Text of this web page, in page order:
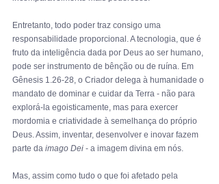
Entretanto, todo poder traz consigo uma
responsabilidade proporcional. A tecnologia, que é
fruto da inteligência dada por Deus ao ser humano,
pode ser instrumento de bênção ou de ruína. Em
Gênesis 1.26-28, o Criador delega à humanidade o
mandato de dominar e cuidar da Terra - não para
explorá-la egoisticamente, mas para exercer
mordomia e criatividade à semelhança do próprio
Deus. Assim, inventar, desenvolver e inovar fazem
parte da imago Dei - a imagem divina em nós.
Mas, assim como tudo o que foi afetado pela